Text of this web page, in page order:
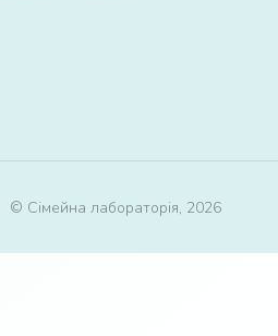
© Сімейна лабораторія, 2026